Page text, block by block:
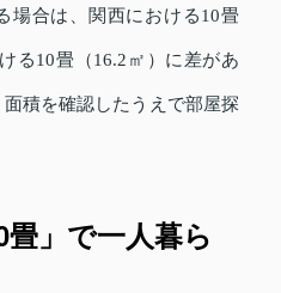
場合は、関西における10畳
る10畳（16.2㎡）に差があ
積を確認したうえで部屋探
」で一人暮ら